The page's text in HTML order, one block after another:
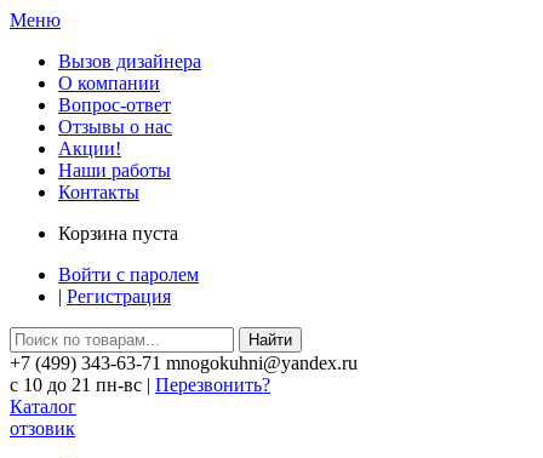
Меню
Вызов дизайнера
О компании
Вопрос-ответ
Отзывы о нас
Акции!
Наши работы
Контакты
Корзина пуста
Войти с паролем
| Регистрация
Найти
+7 (499) 343-63-71 mnogokuhni@yandex.ru
c 10 до 21 пн-вс | Перезвонить?
Каталог
отзовик